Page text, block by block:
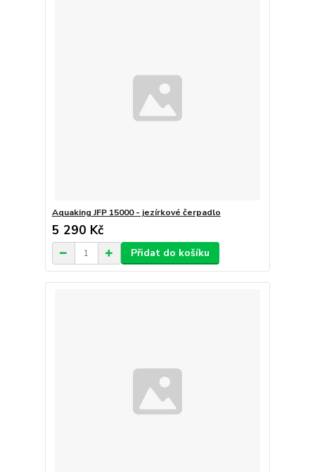
Aquaking JFP 15000 - jezírkové čerpadlo
5 290 Kč
Přidat do košíku